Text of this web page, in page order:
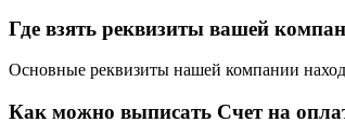
Где взять реквизиты вашей
Основные реквизиты нашей компании
Как можно выписать Счет на